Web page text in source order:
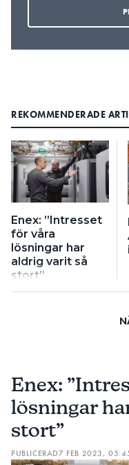
REKOMMENDERADE
Enex: ”Intresset
för våra
lösningar har
aldrig varit så
stort”
Enex:
lösningar
stort”
PUBLICERAD7 FEB 2023,